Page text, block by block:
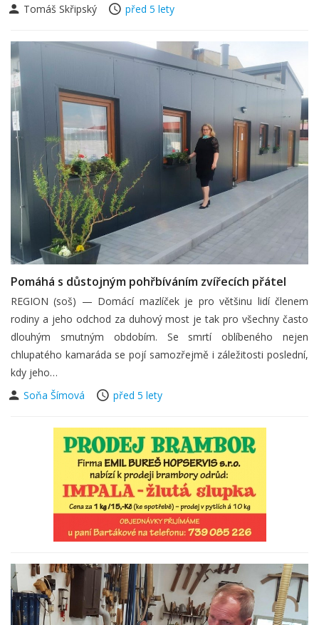
Tomáš Skřipský před 5 lety
Pomáhá s důstojným pohřbíváním zvířecích přátel
REGION (soš) — Domácí mazlíček je pro většinu lidí členem
rodiny a jeho odchod za duhový most je tak pro všechny často
dlouhým smutným obdobím. Se smrtí oblíbeného nejen
chlupatého kamaráda se pojí samozřejmě i záležitosti poslední,
kdy jeho…
Soňa Šímová
před 5 lety